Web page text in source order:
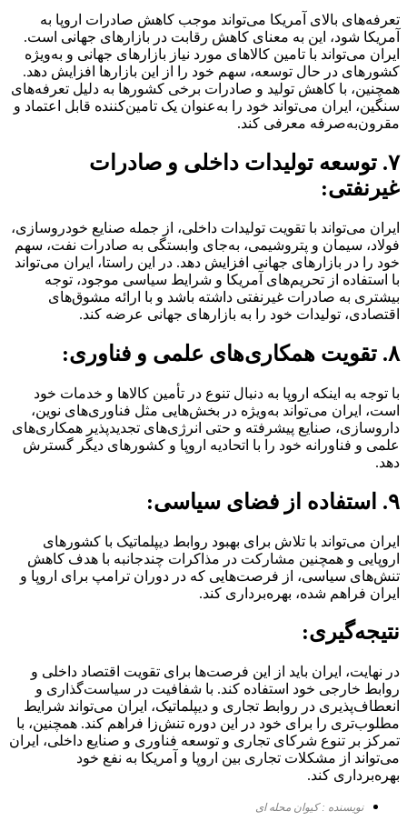
تعرفه‌های بالای آمریکا می‌تواند موجب کاهش صادرات اروپا به
آمریکا شود، این به معنای کاهش رقابت در بازارهای جهانی است.
ایران می‌تواند با تامین کالاهای مورد نیاز بازارهای جهانی و به‌ویژه
کشورهای در حال توسعه، سهم خود را از این بازارها افزایش دهد.
همچنین، با کاهش تولید و صادرات برخی کشورها به دلیل تعرفه‌های
سنگین، ایران می‌تواند خود را به‌عنوان یک تامین‌کننده قابل اعتماد و
مقرون‌به‌صرفه معرفی کند.
۷. توسعه تولیدات داخلی و صادرات
غیرنفتی:
ایران می‌تواند با تقویت تولیدات داخلی، از جمله صنایع خودروسازی،
فولاد، سیمان و پتروشیمی، به‌جای وابستگی به صادرات نفت، سهم
خود را در بازارهای جهانی افزایش دهد. در این راستا، ایران می‌تواند
با استفاده از تحریم‌های آمریکا و شرایط سیاسی موجود، توجه
بیشتری به صادرات غیرنفتی داشته باشد و با ارائه مشوق‌های
اقتصادی، تولیدات خود را به بازارهای جهانی عرضه کند.
۸. تقویت همکاری‌های علمی و فناوری:
با توجه به اینکه اروپا به دنبال تنوع در تأمین کالاها و خدمات خود
است، ایران می‌تواند به‌ویژه در بخش‌هایی مثل فناوری‌های نوین،
داروسازی، صنایع پیشرفته و حتی انرژی‌های تجدیدپذیر همکاری‌های
علمی و فناورانه خود را با اتحادیه اروپا و کشورهای دیگر گسترش
دهد.
۹. استفاده از فضای سیاسی:
ایران می‌تواند با تلاش برای بهبود روابط دیپلماتیک با کشورهای
اروپایی و همچنین مشارکت در مذاکرات چندجانبه با هدف کاهش
تنش‌های سیاسی، از فرصت‌هایی که در دوران ترامپ برای اروپا و
ایران فراهم شده، بهره‌برداری کند.
نتیجه‌گیری:
در نهایت، ایران باید از این فرصت‌ها برای تقویت اقتصاد داخلی و
روابط خارجی خود استفاده کند. با شفافیت در سیاست‌گذاری و
انعطاف‌پذیری در روابط تجاری و دیپلماتیک، ایران می‌تواند شرایط
مطلوب‌تری را برای خود در این دوره تنش‌زا فراهم کند. همچنین، با
تمرکز بر تنوع شرکای تجاری و توسعه فناوری و صنایع داخلی، ایران
می‌تواند از مشکلات تجاری بین اروپا و آمریکا به نفع خود
بهره‌برداری کند.
نویسنده : کیوان محله ای